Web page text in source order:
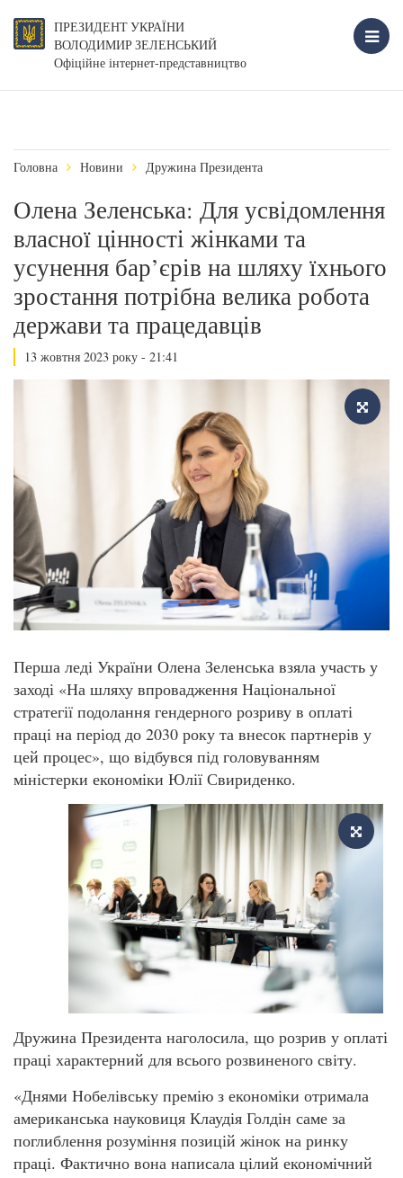
ПРЕЗИДЕНТ УКРАЇНИ
ВОЛОДИМИР ЗЕЛЕНСЬКИЙ
Офіційне інтернет-представництво
Головна Новини Дружина Президента
Олена Зеленська: Для усвідомлення
власної цінності жінками та
усунення бар’єрів на шляху їхнього
зростання потрібна велика робота
держави та працедавців
13 жовтня 2023 року - 21:41
Перша леді України Олена Зеленська взяла участь у
заході «На шляху впровадження Національної
стратегії подолання гендерного розриву в оплаті
праці на період до 2030 року та внесок партнерів у
цей процес», що відбувся під головуванням
міністерки економіки Юлії Свириденко.
Дружина Президента наголосила, що розрив у оплаті
праці характерний для всього розвиненого світу.
«Днями Нобелівську премію з економіки отримала
американська науковиця Клаудія Голдін саме за
поглиблення розуміння позицій жінок на ринку
праці. Фактично вона написала цілий економічний